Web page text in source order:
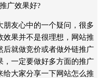
广效果好?
友心中的一个疑问，很多
效果并不是很理想，网站推
后就做竞价或者做外链推广
，一定要做好多方面的推广
给大家分享一下网站怎么推